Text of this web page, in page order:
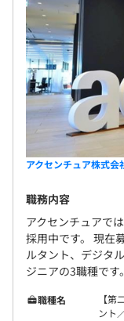
アクセンチュア株式会
職務内容
アクセンチュアで
採用中です。 現在
ルタント、デジタ
ジニアの3職種です
職種名
【
ント